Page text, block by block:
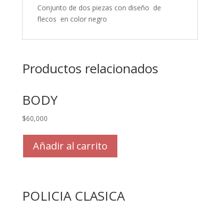
Conjunto de dos piezas con diseño de
flecos en color negro
Productos relacionados
BODY
$60,000
Añadir al carrito
POLICIA CLASICA